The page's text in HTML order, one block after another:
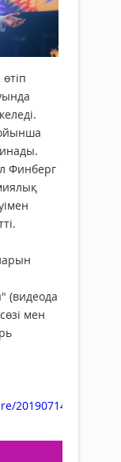
Финберг
(видеода
мен
20190714/